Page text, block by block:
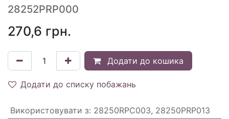
28252PRP000
270,6 грн.
Додати до кошика
Додати до списку побажань
Використовувати з: 28250RPC003, 28250PRP013